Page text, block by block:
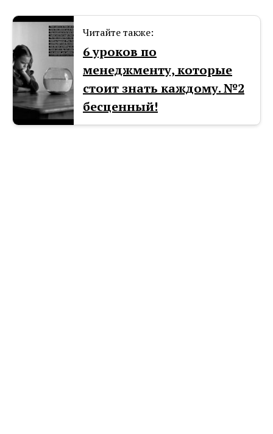
Читайте также:
6 уроков по
менеджменту, которые
стоит знать каждому. №2
бесценный!